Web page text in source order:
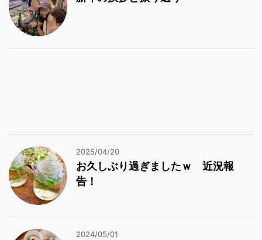
2025/04/20
お久しぶり過ぎましたｗ 近況報
告！
2024/05/01